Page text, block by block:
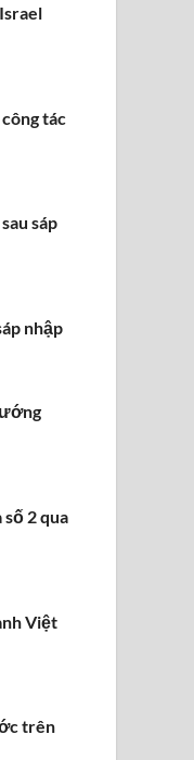
tác
sáp
nhập
2 qua
Việt
trên